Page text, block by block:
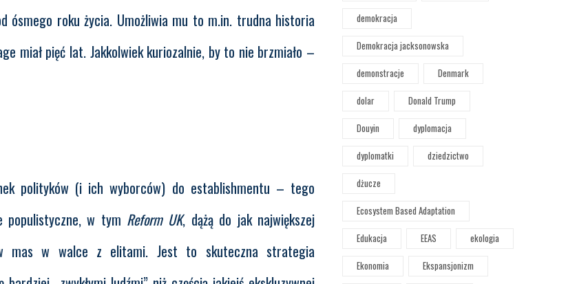
ósmego roku życia. Umożliwia mu to m.in. trudna historia
miał pięć lat. Jakkolwiek kuriozalnie, by to nie brzmiało –
polityków (i ich wyborców) do establishmentu – tego
populistyczne, w tym Reform UK, dążą do jak największej
mas w walce z elitami. Jest to skuteczna strategia
demokracja
Demokracja jacksonowska
demonstracje
Denmark
dolar
Donald Trump
Douyin
dyplomacja
dyplomatki
dziedzictwo
dżucze
Ecosystem Based Adaptation
Edukacja
EEAS
ekologia
Ekonomia
Ekspansjonizm